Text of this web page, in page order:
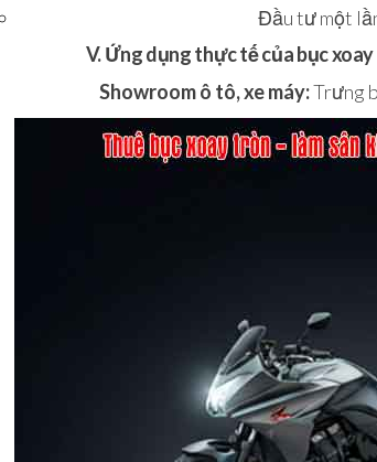
Đầu tư một
V. Ứng dụng thực tế của bục
Showroom ô tô, xe máy:Trưng